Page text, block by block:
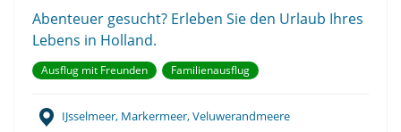
Abenteuer gesucht? Erleben Sie den Urlaub Ihres
Lebens in Holland.
Ausflug mit Freunden Familienausflug
IJsselmeer, Markermeer, Veluwerandmeere